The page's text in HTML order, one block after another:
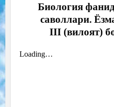
Биология
саволлари.
III (вилоят)